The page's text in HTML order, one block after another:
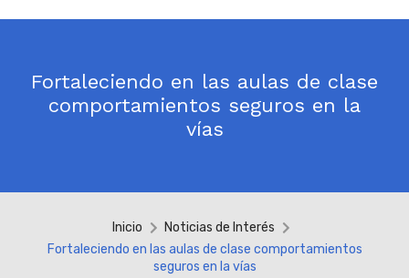
Fortaleciendo en las aulas de clase
comportamientos seguros en la
vías
Inicio
Noticias de Interés
Fortaleciendo en las aulas de clase comportamientos
seguros en la vías